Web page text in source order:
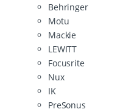
Behringer
Motu
Mackie
LEWITT
Focusrite
Nux
IK
PreSonus